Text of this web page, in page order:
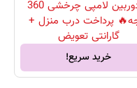
🔥دوربین لامپی چرخشی 360
پرداخت درب منزل +
گارانتی تعویض
خرید سریع!